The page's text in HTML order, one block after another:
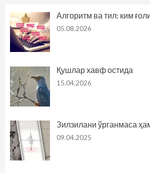
Алгоритм ва тил: ким
05.08.2026
Қушлар хавф остида
15.04.2026
Зилзилани ўрганмаса
09.04.2025